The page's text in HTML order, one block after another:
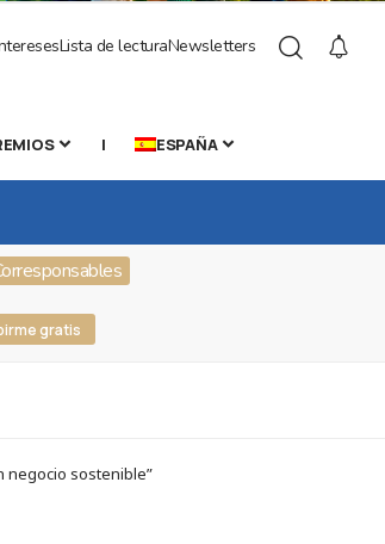
Lista de lecturaNewsletters
| ESPAÑA
gratis
negocio sostenible”